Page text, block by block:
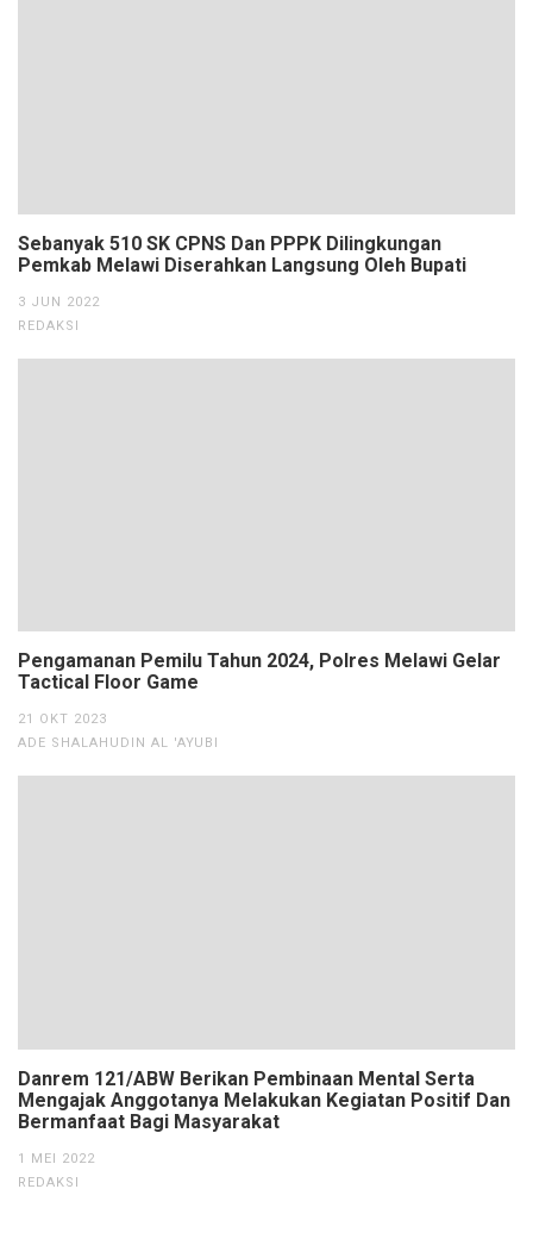
Sebanyak 510 SK CPNS Dan PPPK Dilingkungan
Pemkab Melawi Diserahkan Langsung Oleh Bupati
3 JUN 2022
REDAKSI
Pengamanan Pemilu Tahun 2024, Polres Melawi Gelar
Tactical Floor Game
21 OKT 2023
ADE SHALAHUDIN AL 'AYUBI
Danrem 121/ABW Berikan Pembinaan Mental Serta
Mengajak Anggotanya Melakukan Kegiatan Positif Dan
Bermanfaat Bagi Masyarakat
1 MEI 2022
REDAKSI